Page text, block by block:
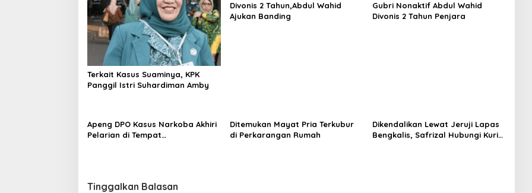
Terkait Kasus Suaminya, KPK
Panggil Istri Suhardiman Amby
Divonis 2 Tahun,Abdul Wahid
Ajukan Banding
Gubri Nonaktif Abdul Wahid
Divonis 2 Tahun Penjara
Apeng DPO Kasus Narkoba Akhiri
Pelarian di Tempat
Ditemukan Mayat Pria Terkubur
di Perkarangan Rumah
Dikendalikan Lewat Jeruji Lapas
Bengkalis, Safrizal Hubungi Kurir
Tinggalkan Balasan